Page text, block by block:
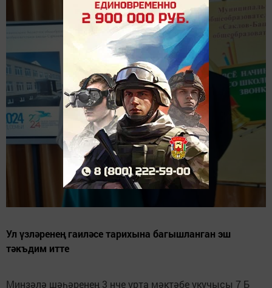
Ул үзләренең гаиләсе тарихына багышланган эш
тәкъдим итте
Минзәлә шәһәренең 3 нче урта мәктәбе укучысы 7 Б